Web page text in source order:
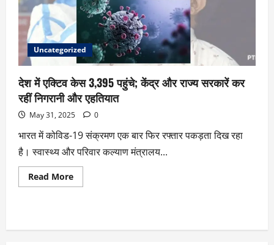
Uncategorized
देश में एक्टिव केस 3,395 पहुंचे; केंद्र और राज्य सरकारें कर
रहीं निगरानी और एहतियात
May 31, 2025 0
भारत में कोविड-19 संक्रमण एक बार फिर रफ्तार पकड़ता दिख रहा
है। स्वास्थ्य और परिवार कल्याण मंत्रालय...
Read More